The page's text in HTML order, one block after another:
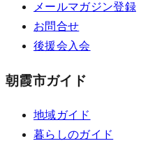
メールマガジン登録
お問合せ
後援会入会
朝霞市ガイド
地域ガイド
暮らしのガイド